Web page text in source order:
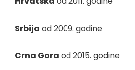
Srbija od 2009. godine
Crna Gora od 2015. godine